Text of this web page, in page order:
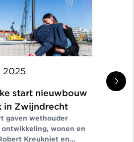
2025
start nieuwbouw
in Zwijndrecht
gaven wethouder
wonen en
Kreukniet en
31